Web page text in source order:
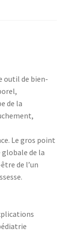
outil de bien-
de la
Le gros point
de la
de l’un